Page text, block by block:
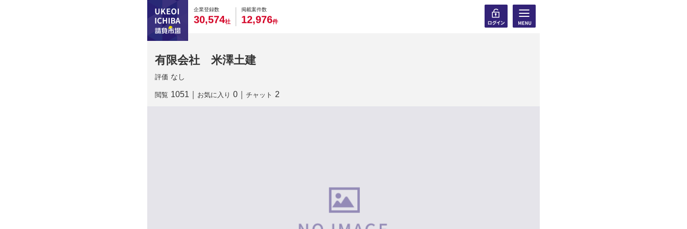
企業登録数
0
3
0
0,
0
5
0
74社
掲載案件数
0
1
0
2,
0
9
0
76件
有限会社 米澤土建
評価 なし
閲覧 1051 お気に入り 0 チャット 2